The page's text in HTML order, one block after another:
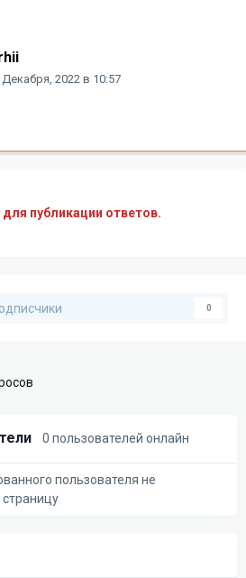
Декабря, 2022 в 10:57
публикации ответов.
0
0 пользователей онлайн
пользователя не